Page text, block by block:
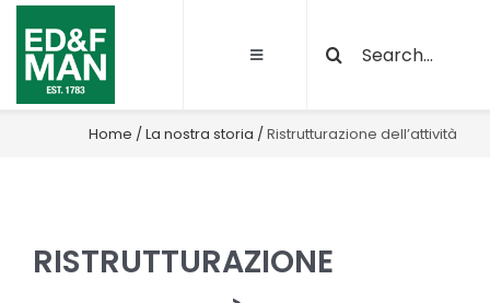
Salta
contenuto
Toggle
Chi siamo
Sostenibilità
Cerca
per:
Home /La nostra storia /Ristrutturazione dell’attività
RISTRUTTURAZIONE